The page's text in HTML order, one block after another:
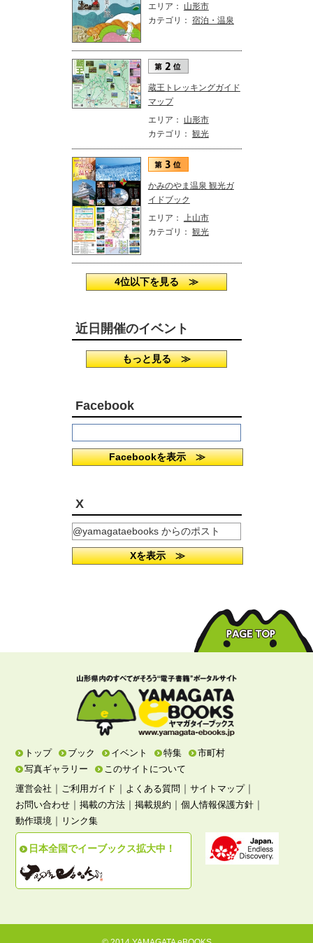
エリア： 山形市
カテゴリ： 宿泊・温泉
蔵王トレッキングガイド
マップ
エリア： 山形市
カテゴリ： 観光
かみのやま温泉 観光ガ
イドブック
エリア： 上山市
カテゴリ： 観光
4位以下を見る ≫
近日開催のイベント
もっと見る ≫
Facebook
Facebookを表示 ≫
X
@yamagataebooks からのポスト
Xを表示 ≫
トップ ブック イベント 特集
市町村
写真ギャラリー
このサイトについて
運営会社 ｜ ご利用ガイド ｜ よくある質問 ｜サイトマップ｜
お問い合わせ ｜掲載の方法 ｜掲載規約 ｜個人情報保護方針 ｜
動作環境 ｜ リンク集
日本全国でイーブックス拡大中！